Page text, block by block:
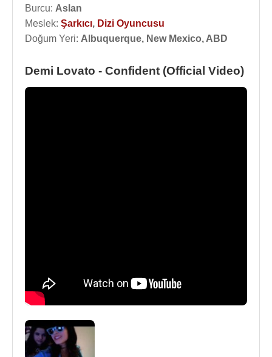
Burcu: Aslan
Meslek: Şarkıcı, Dizi Oyuncusu
Doğum Yeri: Albuquerque, New Mexico, ABD
Demi Lovato - Confident (Official Video)